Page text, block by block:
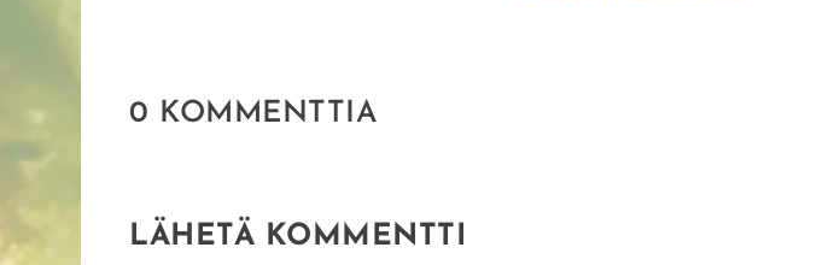
0 KOMMENTTIA
LÄHETÄ KOMMENTTI